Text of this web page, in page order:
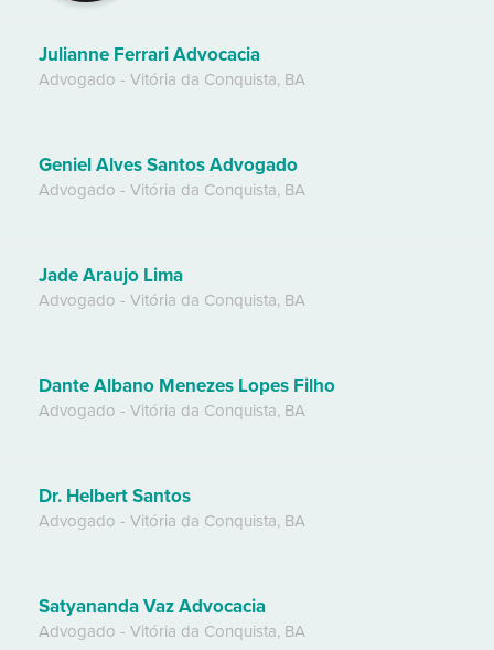
Julianne Ferrari Advocacia
Advogado - Vitória da Conquista, BA
Geniel Alves Santos Advogado
Advogado - Vitória da Conquista, BA
Jade Araujo Lima
Advogado - Vitória da Conquista, BA
Dante Albano Menezes Lopes Filho
Advogado - Vitória da Conquista, BA
Dr. Helbert Santos
Advogado - Vitória da Conquista, BA
Satyananda Vaz Advocacia
Advogado - Vitória da Conquista, BA